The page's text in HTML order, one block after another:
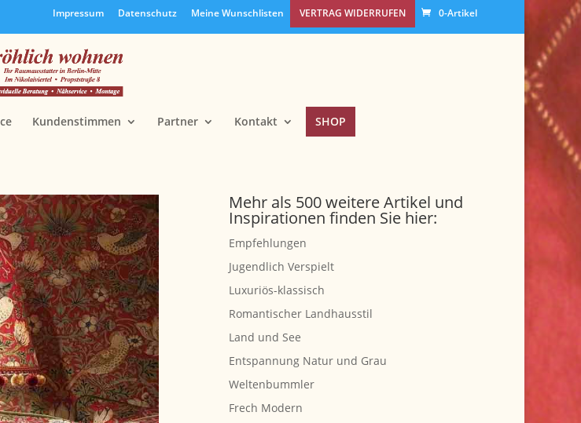
Impressum Datenschutz Meine Wunschlisten VERTRAG WIDERRUFEN 0-Artikel
Kundenstimmen Partner Kontakt SHOP
Mehr als 500 weitere Artikel und
Inspirationen finden Sie hier:
Empfehlungen
Jugendlich Verspielt
Luxuriös-klassisch
Romantischer Landhausstil
Land und See
Entspannung Natur und Grau
Weltenbummler
Frech Modern